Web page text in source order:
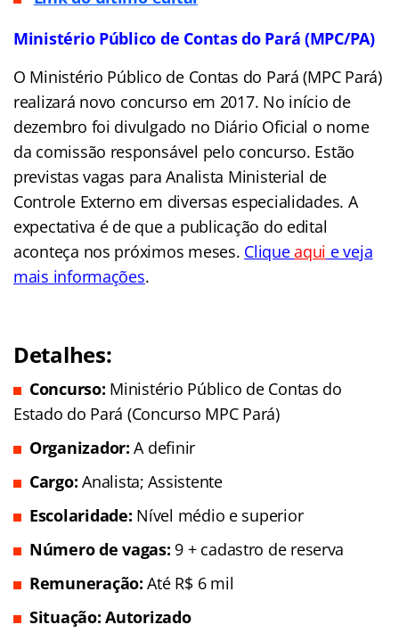
Ministério Público de Contas do Pará (MPC/PA)
O Ministério Público de Contas do Pará (MPC Pará)
realizará novo concurso em 2017. No início de
dezembro foi divulgado no Diário Oficial o nome
da comissão responsável pelo concurso. Estão
previstas vagas para Analista Ministerial de
Controle Externo em diversas especialidades. A
expectativa é de que a publicação do edital
aconteça nos próximos meses. Cliqueaqui e veja
mais informações.
Detalhes:
Concurso: Ministério Público de Contas do
Estado do Pará (Concurso MPC Pará)
Organizador: A definir
Cargo:Analista; Assistente
Escolaridade: Nível médio e superior
Número de vagas: 9 + cadastro de reserva
Remuneração: Até R$ 6 mil
Situação: Autorizado